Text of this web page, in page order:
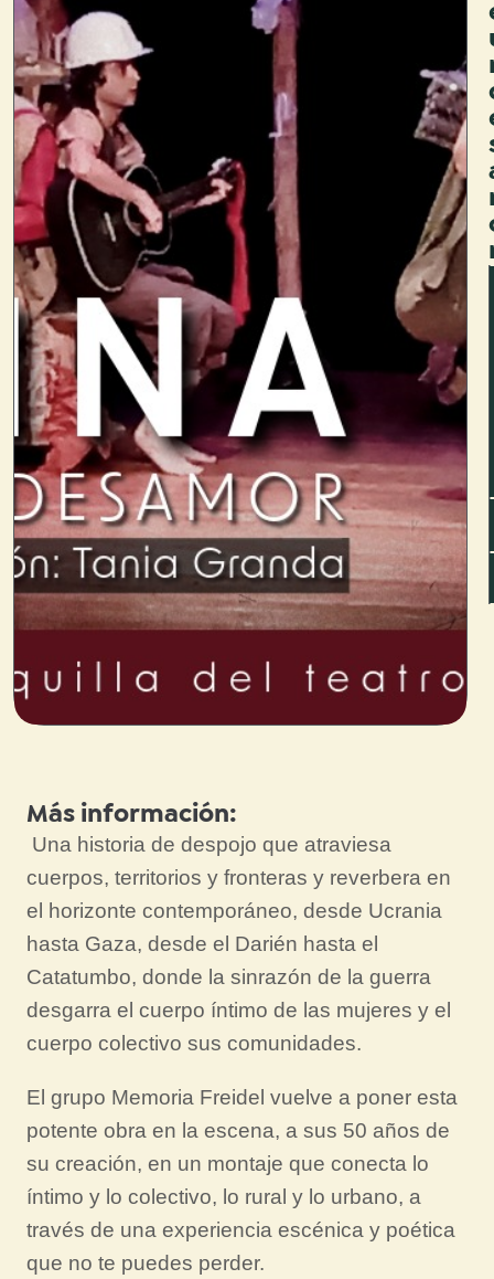
Más información:
Una historia de despojo que atraviesa
cuerpos, territorios y fronteras y reverbera en
el horizonte contemporáneo, desde Ucrania
hasta Gaza, desde el Darién hasta el
Catatumbo, donde la sinrazón de la guerra
desgarra el cuerpo íntimo de las mujeres y el
cuerpo colectivo sus comunidades.
El grupo Memoria Freidel vuelve a poner esta
potente obra en la escena, a sus 50 años de
su creación, en un montaje que conecta lo
íntimo y lo colectivo, lo rural y lo urbano, a
través de una experiencia escénica y poética
que no te puedes perder.